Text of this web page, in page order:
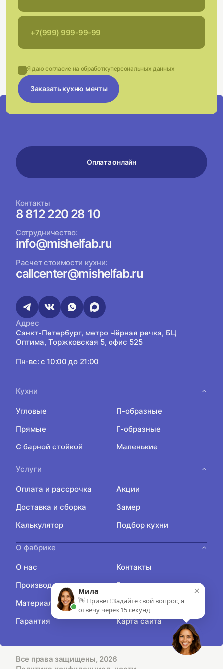
Я даю согласие на обработкуперсональных данных
Заказать кухню мечты
Оплата онлайн
Контакты
8 812 220 28 10
Сотрудничество:
info@mishelfab.ru
Расчет стоимости кухни:
callcenter@mishelfab.ru
Адрес
Санкт-Петербург, метро Чёрная речка, БЦ
Оптима, Торжковская 5, офис 525
Пн-вс: с 10:00 до 21:00
Кухни
Угловые
П-образные
Прямые
Г-образные
С барной стойкой
Маленькие
Услуги
Оплата и рассрочка
Акции
Доставка и сборка
Замер
Калькулятор
Подбор кухни
О фабрике
О нас
Контакты
Производство
Блог
Материалы
Отзывы
Гарантия
Карта сайта
Все права защищены, 2026
×
Мила
👋 Привет! Задайте свой вопрос, я
отвечу через 15 секунд